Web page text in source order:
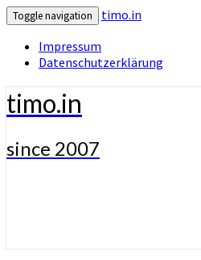
Toggle navigation
timo.in
Impressum
Datenschutzerklärung
timo.in
since 2007